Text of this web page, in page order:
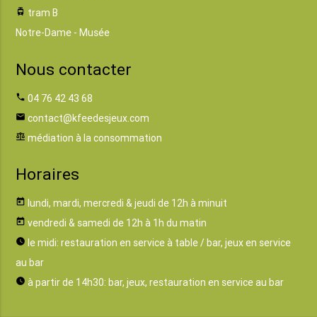
tram tram B
Notre-Dame - Musée
Nous contacter
phone 04 76 42 43 68
email contact@kfeedesjeux.com
balance médiation à la consommation
Horaires
today lundi, mardi, mercredi & jeudi de 12h à minuit
today vendredi & samedi de 12h à 1h du matin
watch_later le midi: restauration en service à table / bar, jeux en service
au bar
watch_later à partir de 14h30: bar, jeux, restauration en service au bar